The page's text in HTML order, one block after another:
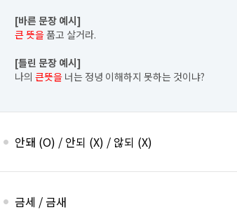
[바른 문장 예시]
큰 뜻을품고 살거라.
[틀린 문장 예시]
나의 큰뜻을 너는 정녕 이해하지 못하는 것이냐?
안돼 (O) / 안되 (X) / 않되 (X)
금세 / 금새